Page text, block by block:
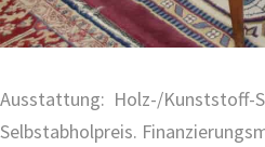
Ausstattung: Holz-/Kunststoff-
Selbstabholpreis.